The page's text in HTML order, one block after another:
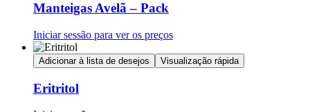
Manteigas Avelã – Pack
Iniciar sessão para ver os preços
Adicionar à lista de desejos Visualização rápida
Eritritol